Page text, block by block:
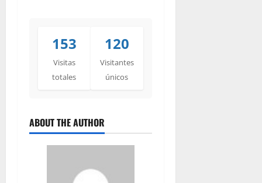
153
Visitas
totales
120
Visitantes
únicos
ABOUT THE AUTHOR